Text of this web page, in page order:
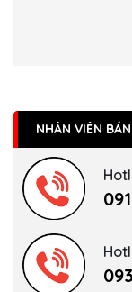
NHÂN VIÊN